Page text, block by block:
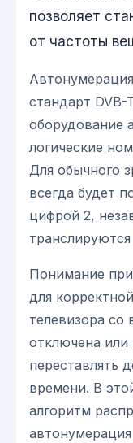
позволяет
от частоты
стандарт DVB-
оборудование
логические
Для обычного
всегда будет
цифрой 2,
Понимание
для
телевизора
отключена
переставлять
времени. В
алгоритм